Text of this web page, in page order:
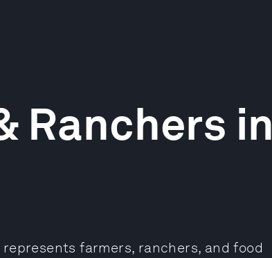
Ranchers in
represents farmers, ranchers, and food